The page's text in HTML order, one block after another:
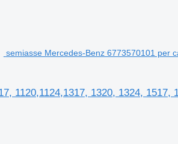
semiasse Mercedes-Benz 6773570101 per
1120,1124,1317, 1320, 1324, 1517,